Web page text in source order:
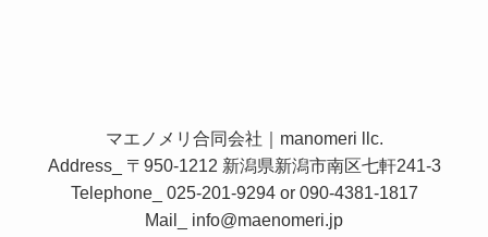
マエノメリ合同会社｜manomeri llc.
Address_ 〒950-1212 新潟県新潟市南区七軒241-3
Telephone_ 025-201-9294 or 090-4381-1817
Mail_ info@maenomeri.jp